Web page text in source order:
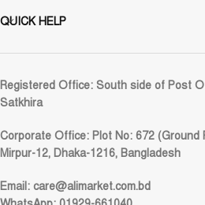
QUICK HELP
Registered Office: South side of Post
Satkhira
Corporate Office: Plot No: 672 (Ground
Mirpur-12, Dhaka-1216, Bangladesh
Email: care@alimarket.com.bd